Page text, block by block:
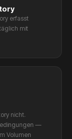
erfasst
mit
nicht.
—
Volumen